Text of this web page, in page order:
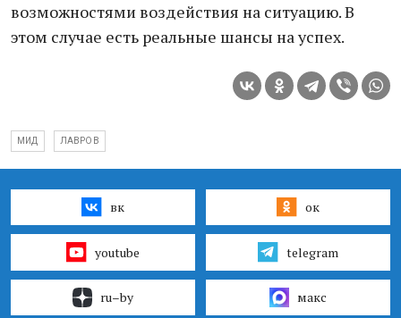
возможностями воздействия на ситуацию. В
этом случае есть реальные шансы на успех.
МИД ЛАВРОВ
вк ок
youtube telegram
ru–by макс